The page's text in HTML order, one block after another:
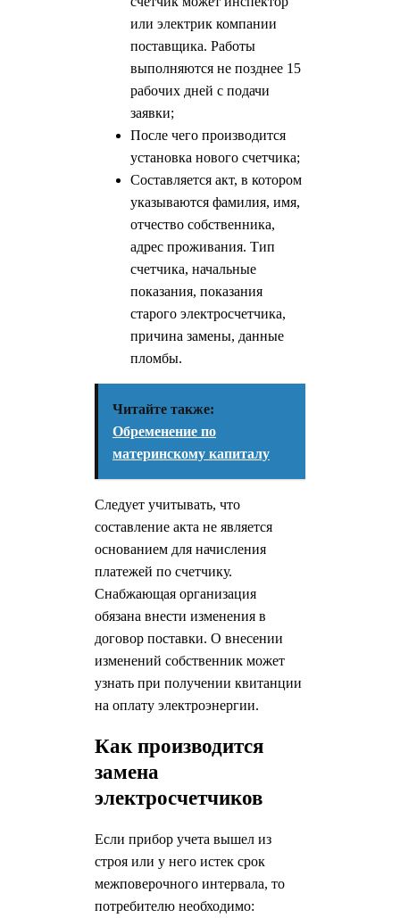
или электрик компании
поставщика. Работы
выполняются не позднее 15
рабочих дней с подачи
заявки;
После чего производится
установка нового счетчика;
Составляется акт, в котором
указываются фамилия, имя,
отчество собственника,
адрес проживания. Тип
счетчика, начальные
показания, показания
старого электросчетчика,
причина замены, данные
пломбы.
Читайте также:
Обременение по
материнскому капиталу
Следует учитывать, что
составление акта не является
основанием для начисления
платежей по счетчику.
Снабжающая организация
обязана внести изменения в
договор поставки. О внесении
изменений собственник может
узнать при получении квитанции
на оплату электроэнергии.
Как производится
замена
электросчетчиков
Если прибор учета вышел из
строя или у него истек срок
межповерочного интервала, то
потребителю необходимо: